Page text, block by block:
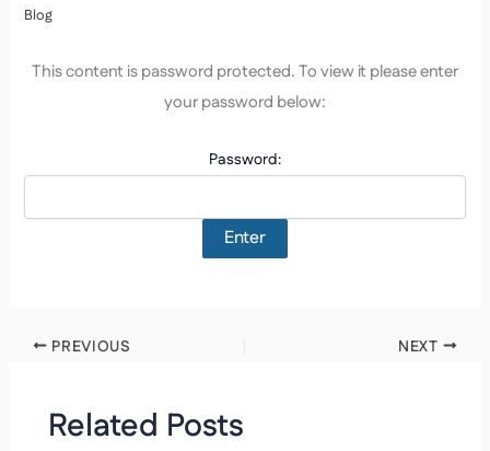
Blog
This content is password protected. To view it please enter
your password below:
Password:
PREVIOUS NEXT
Related Posts